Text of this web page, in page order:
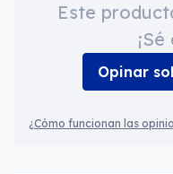
Este
Opinar
¿Cómo funcionan las